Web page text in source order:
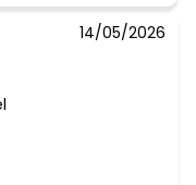
14/05/2026